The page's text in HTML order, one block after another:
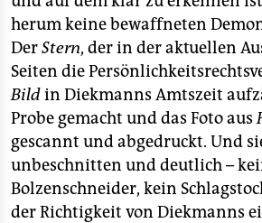
herum keine bewaffneten
DerStern, der in der aktuellen
Seiten die
Bildin Diekmanns Amtszeit
Probe gemacht und das Foto aus
gescannt und abgedruckt. Und
unbeschnitten und deutlich –
Bolzenschneider, kein
der Richtigkeit von Diekmanns